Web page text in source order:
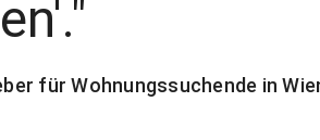
für Wohnungssuchende in